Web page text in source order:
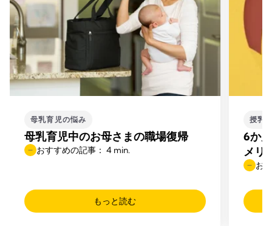
母乳育児の悩み
母乳育児中のお母さまの職場復帰
おすすめの記事： 4 min.
もっと読む
授乳
6か
メリ
お